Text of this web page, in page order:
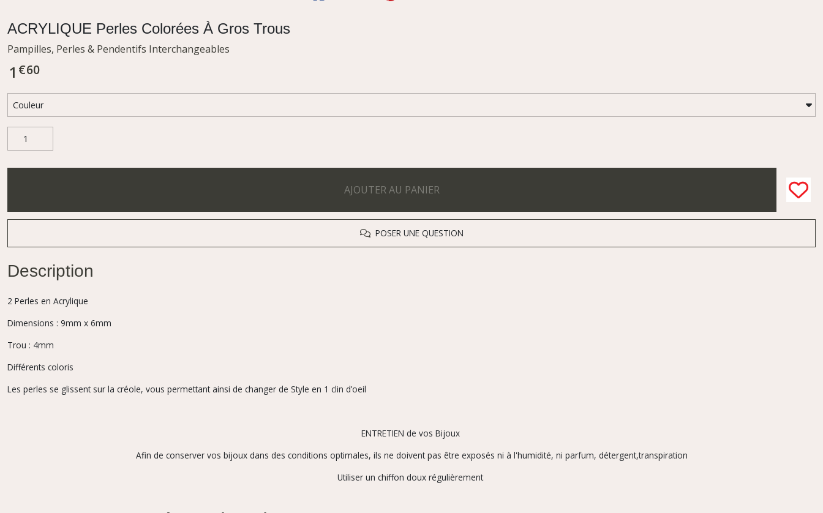
ACRYLIQUE Perles Colorées À Gros Trous
Pampilles, Perles & Pendentifs Interchangeables
1 €60
AJOUTER AU PANIER
POSER UNE QUESTION
Description
2 Perles en Acrylique
Dimensions : 9mm x 6mm
Trou : 4mm
Différents coloris
Les perles se glissent sur la créole, vous permettant ainsi de changer de Style en 1 clin d’oeil
ENTRETIEN de vos Bijoux
Afin de conserver vos bijoux dans des conditions optimales, ils ne doivent pas être exposés ni à l'humidité, ni parfum, détergent,transpiration
Utiliser un chiffon doux régulièrement